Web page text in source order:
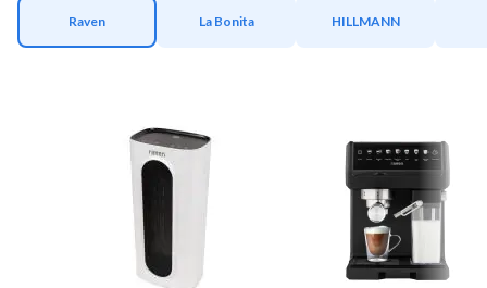
Raven La Bonita HILLMANN